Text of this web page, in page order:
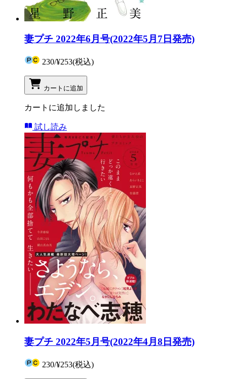
妻プチ 2022年6月号(2022年5月7日発売)
230/¥253(税込)
カートに追加
カートに追加しました
試し読み
妻プチ 2022年5月号(2022年4月8日発売)
230/¥253(税込)